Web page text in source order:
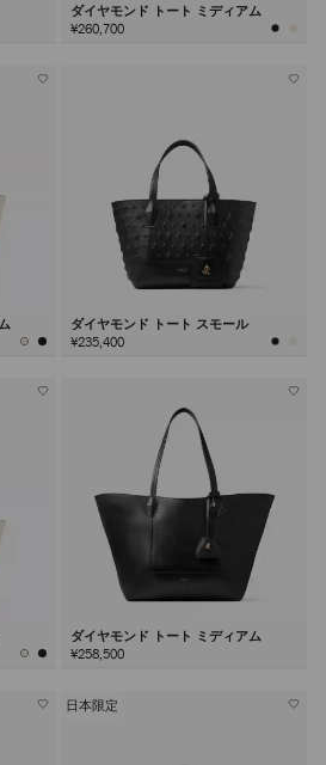
ダイヤモンド トート ミディアム
¥260,700
ダイヤモンド トート スモール
¥235,400
ダイヤモンド トート ミディアム
¥258,500
日本限定